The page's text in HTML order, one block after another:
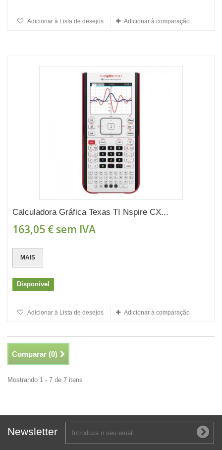
Adicionar à Lista de desejos Adicionar à comparação
Calculadora Gráfica Texas TI Nspire CX...
163,05 € sem IVA
MAIS
Disponível
Adicionar à Lista de desejos Adicionar à comparação
Comparar (0)
Mostrando 1 - 7 de 7 itens
Newsletter